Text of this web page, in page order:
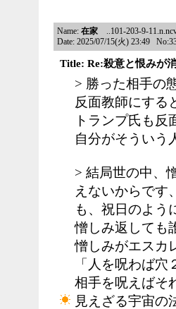
Name: 在家 ..101-203-9-
Date: 2025/07/15(火) 23:49
Title: Re:殺意と恨みが
> 勝った相手の
反面教師にする
トランプ氏も反
自分がそういう
> 結局世の中、
えないからです
も、祝日のよう
憎しみ返しても
憎しみがエスカ
「人を呪わば
相手を呪えばそ
見えざる宇宙の